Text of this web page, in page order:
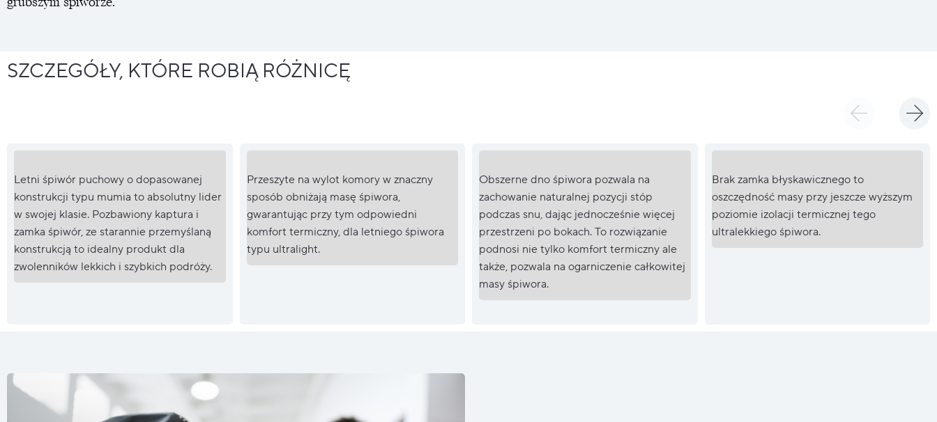
SZCZEGÓŁY, KTÓRE ROBIĄ RÓŻNICĘ
Letni śpiwór puchowy o dopasowanej
konstrukcji typu mumia to absolutny lider
w swojej klasie. Pozbawiony kaptura i
zamka śpiwór, ze starannie przemyślaną
konstrukcją to idealny produkt dla
zwolenników lekkich i szybkich podróży.
Przeszyte na wylot komory w znaczny
sposób obniżają masę śpiwora,
gwarantując przy tym odpowiedni
komfort termiczny, dla letniego śpiwora
typu ultralight.
Obszerne dno śpiwora pozwala na
zachowanie naturalnej pozycji stóp
podczas snu, dając jednocześnie więcej
przestrzeni po bokach. To rozwiązanie
podnosi nie tylko komfort termiczny ale
także, pozwala na ogarniczenie całkowitej
masy śpiwora.
Brak zamka błyskawicznego to
oszczędność masy przy jeszcze wyższym
poziomie izolacji termicznej tego
ultralekkiego śpiwora.